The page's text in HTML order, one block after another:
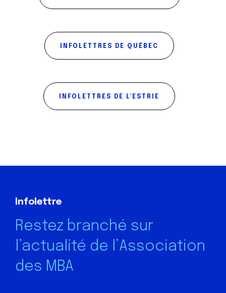
INFOLETTRES DE QUÉBEC
INFOLETTRES DE L'ESTRIE
Infolettre
Restez branché sur
l’actualité de l’Association
des MBA